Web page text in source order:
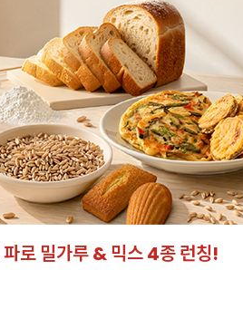
파로 밀가루 & 믹스 4종 런칭!